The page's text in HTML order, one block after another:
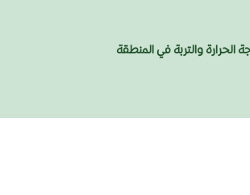
والتربة في المنطقة